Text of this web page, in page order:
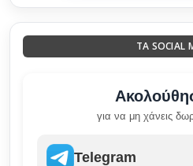
ΤΑ SOCIAL
για να μη χάνεις
Telegram